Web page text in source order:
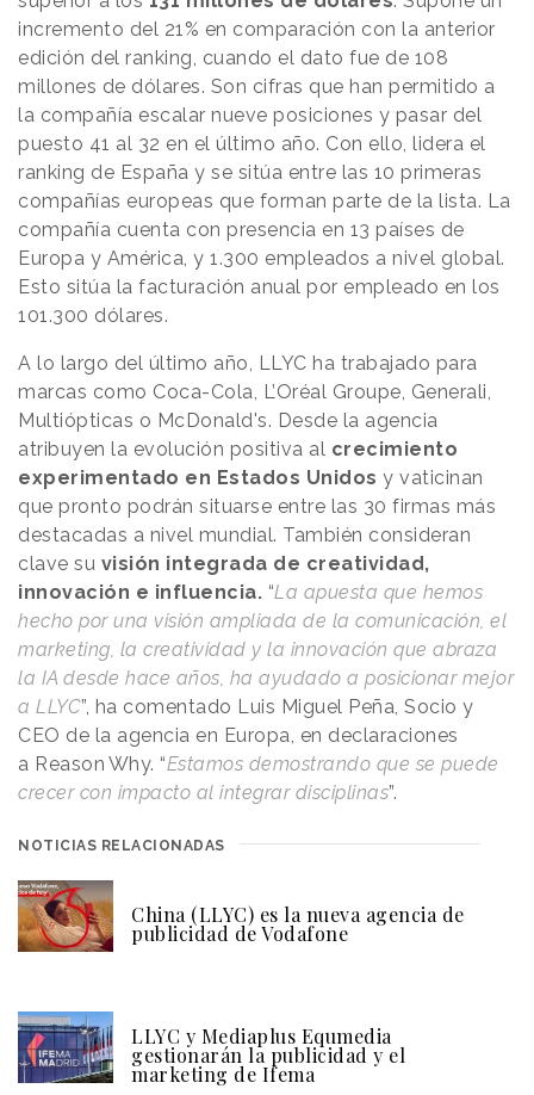
incremento del 21% en comparación con la anterior
edición del ranking, cuando el dato fue de 108
millones de dólares. Son cifras que han permitido a
la compañía escalar nueve posiciones y pasar del
puesto 41 al 32 en el último año. Con ello, lidera el
ranking de España y se sitúa entre las 10 primeras
compañías europeas que forman parte de la lista. La
compañía cuenta con presencia en 13 países de
Europa y América, y 1.300 empleados a nivel global.
Esto sitúa la facturación anual por empleado en los
101.300 dólares.
A lo largo del último año, LLYC ha trabajado para
marcas como Coca-Cola, L’Oréal Groupe, Generali,
Multiópticas o McDonald's. Desde la agencia
atribuyen la evolución positiva al crecimiento
experimentado en Estados Unidos y vaticinan
que pronto podrán situarse entre las 30 firmas más
destacadas a nivel mundial. También consideran
clave su visión integrada de creatividad,
innovación e influencia. “La apuesta que hemos
hecho por una visión ampliada de la comunicación, el
marketing, la creatividad y la innovación que abraza
la IA desde hace años, ha ayudado a posicionar mejor
a LLYC”, ha comentado Luis Miguel Peña, Socio y
CEO de la agencia en Europa, en declaraciones
a Reason Why. “Estamos demostrando que se puede
crecer con impacto al integrar disciplinas”.
NOTICIAS RELACIONADAS
China (LLYC) es la nueva agencia de
publicidad de Vodafone
LLYC y Mediaplus Equmedia
gestionarán la publicidad y el
marketing de Ifema